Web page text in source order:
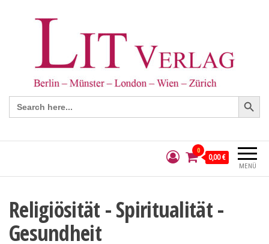
Search
for:
Search Button
MENÜ
0
0,00 €
Religiösität - Spiritualität -
Gesundheit